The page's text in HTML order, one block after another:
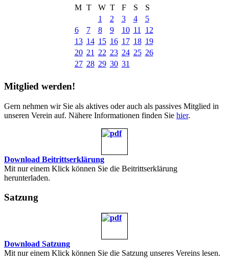
M T W T F S
S
1
2 3 4
5
6
7 8 9 10 11
12
13 14 15 16 17 18 19
20 21 22 23 24 25 26
27 28 29 30 31
Mitglied werden!
Gern nehmen wir Sie als aktives oder auch als passives Mitglied in
unseren Verein auf. Nähere Informationen finden Sie hier.
Download Beitrittserklärung
Mit nur einem Klick können Sie die Beitrittserklärung
herunterladen.
Satzung
Download Satzung
Mit nur einem Klick können Sie die Satzung unseres Vereins lesen.